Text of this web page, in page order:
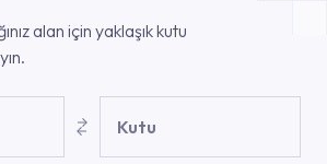
alan için yaklaşık kutu
Kutu